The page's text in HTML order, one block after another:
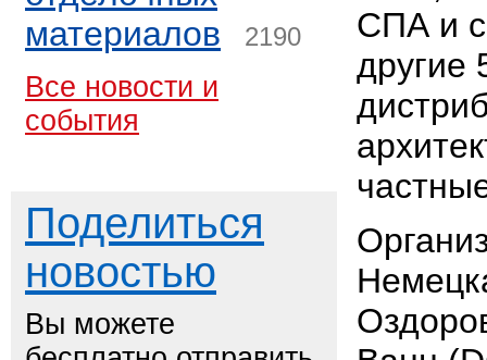
материалов
2190
Все новости и
события
Поделиться
новостью
Вы можете
СПА и
другие